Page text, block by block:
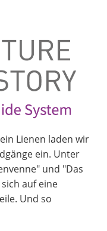
Lienen laden wir
ein. Unter
und "Das
auf eine
Und so